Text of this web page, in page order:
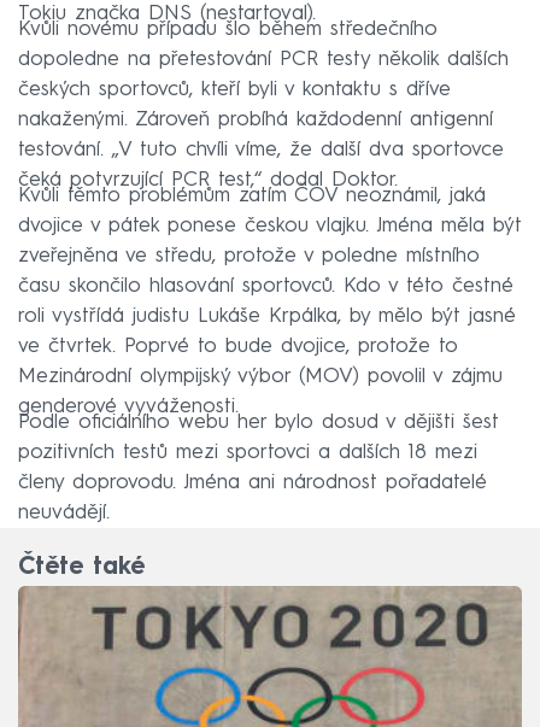
Tokiu značka DNS (nestartoval).
Kvůli novému případu šlo během středečního
dopoledne na přetestování PCR testy několik dalších
českých sportovců, kteří byli v kontaktu s dříve
nakaženými. Zároveň probíhá každodenní antigenní
testování. „V tuto chvíli víme, že další dva sportovce
čeká potvrzující PCR test,“ dodal Doktor.
Kvůli těmto problémům zatím ČOV neoznámil, jaká
dvojice v pátek ponese českou vlajku. Jména měla být
zveřejněna ve středu, protože v poledne místního
času skončilo hlasování sportovců. Kdo v této čestné
roli vystřídá judistu Lukáše Krpálka, by mělo být jasné
ve čtvrtek. Poprvé to bude dvojice, protože to
Mezinárodní olympijský výbor (MOV) povolil v zájmu
genderové vyváženosti.
Podle oficiálního webu her bylo dosud v dějišti šest
pozitivních testů mezi sportovci a dalších 18 mezi
členy doprovodu. Jména ani národnost pořadatelé
neuvádějí.
Čtěte také